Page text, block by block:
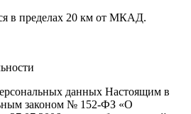
в пределах 20 км от МКАД.
данных Настоящим в
законом № 152-ФЗ «О